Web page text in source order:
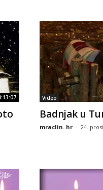
Video
Badnjak u
mraclin. hr - 24.